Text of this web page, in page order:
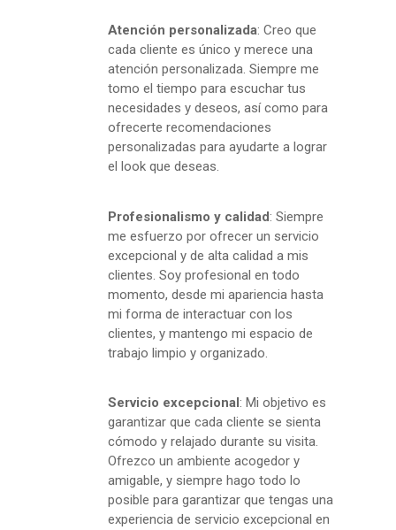
Atención personalizada: Creo que
cada cliente es único y merece una
atención personalizada. Siempre me
tomo el tiempo para escuchar tus
necesidades y deseos, así como para
ofrecerte recomendaciones
personalizadas para ayudarte a lograr
el look que deseas.
Profesionalismo y calidad: Siempre
me esfuerzo por ofrecer un servicio
excepcional y de alta calidad a mis
clientes. Soy profesional en todo
momento, desde mi apariencia hasta
mi forma de interactuar con los
clientes, y mantengo mi espacio de
trabajo limpio y organizado.
Servicio excepcional: Mi objetivo es
garantizar que cada cliente se sienta
cómodo y relajado durante su visita.
Ofrezco un ambiente acogedor y
amigable, y siempre hago todo lo
posible para garantizar que tengas una
experiencia de servicio excepcional en